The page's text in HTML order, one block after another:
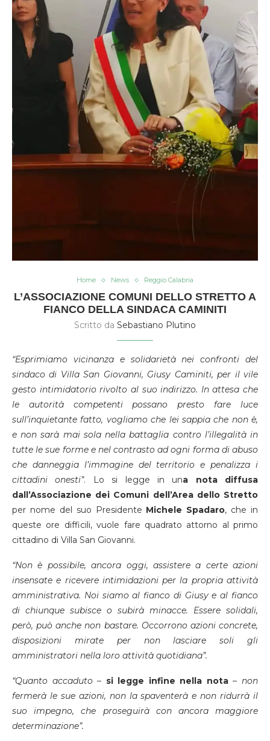
Home News Reggio Calabria
L’ASSOCIAZIONE COMUNI DELLO STRETTO A
FIANCO DELLA SINDACA CAMINITI
Scritto da Sebastiano Plutino
“Esprimiamo vicinanza e solidarietà nei confronti del
sindaco di Villa San Giovanni, Giusy Caminiti, per il vile
gesto intimidatorio rivolto al suo indirizzo. In attesa che
le autorità competenti possano presto fare luce
sull’inquietante fatto, vogliamo che lei sappia che non è,
e non sarà mai sola nella battaglia contro l’illegalità in
tutte le sue forme e nel contrasto ad ogni forma di abuso
che danneggia l’immagine del territorio e penalizza i
cittadini onesti”. Lo si legge in una nota diffusa
dall’Associazione dei Comuni dell’Area dello Stretto
per nome del suo Presidente Michele Spadaro, che in
queste ore difficili, vuole fare quadrato attorno al primo
cittadino di Villa San Giovanni.
“Non è possibile, ancora oggi, assistere a certe azioni
insensate e ricevere intimidazioni per la propria attività
amministrativa. Noi siamo al fianco di Giusy e al fianco
di chiunque subisce o subirà minacce. Essere solidali,
però, può anche non bastare. Occorrono azioni concrete,
disposizioni mirate per non lasciare soli gli
amministratori nella loro attività quotidiana”.
“Quanto accaduto– si legge infine nella nota– non
fermerà le sue azioni, non la spaventerà e non ridurrà il
suo impegno, che proseguirà con ancora maggiore
determinazione”.